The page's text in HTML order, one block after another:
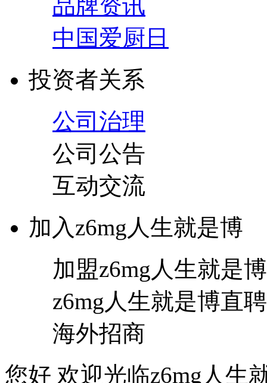
品牌资讯
中国爱厨日
投资者关系
公司治理
公司公告
互动交流
加入z6mg人生就是博
加盟z6mg人生就是博
z6mg人生就是博直聘
海外招商
您好 欢迎光临z6mg人生就